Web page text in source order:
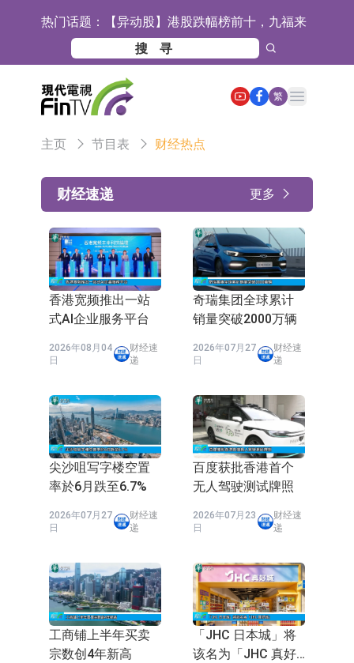
热门话题： 【异动股】港股跌幅榜前十，九福来
(08611.HK)跌21.43%，天瑞汽车内饰
(06162.HK)跌18.44%
【异动股】港股涨幅榜前十，佳明集
团控股(01271.HK)涨+78.22%，拿森
科技(02261.HK)涨+64.11%
斯迪克：公司为国内折叠屏核心功能
材料供应商
恒瑞医药：公司已在中国获批上市26
款1类创新药、6款2类新药
聚辰股份：公司VPD芯片已顺利通过
目标客户的测试认证
上期所：7月份对11个实际控制关系
账户组采取限制开仓的监管措施
特发服务：成功中标哔哩哔哩上海滨
江总部物业服务项目
亚太股份：公司是零跑汽车和
Stellantis集团的供应商
理工雷科面向边缘AI场景推出"山
海"系列智算模组 系列产品基于国产
【异动股】医疗研发外包板块拉升，
依米康：海外交付以东南亚、中东市
场为主 并已取得欧美相关认证
上交所：财通多策略福鑫定期开放灵
活配置混合型发起式证券投资基金临
时停牌
上交所：景顺长城全球半导体芯片产
业股票型证券投资基金临时停牌
【异动股】港股跌幅榜前十，卡森国
际(00496.HK)跌22.40%，九福来
(08611.HK)跌21.01%
【异动股】港股涨幅榜前十，拿森科
技(02261.HK)涨+75.05%，辰兴发展
(02286.HK)涨+64.91%
神火股份：新疆神火铝水转化率已
100%
【异动股】焦炭Ⅲ板块下挫，陕西黑
猫(601015.CN)跌8.38%
浙江证监局对财通证券股份有限公司
采取出具警示函措施
山金国际：港股上市工作正常推进中
繁
Open main menu
主页 节目表 财经热点
财经速递 更多
香港宽频推出一站
式AI企业服务平台
2026年08月04
日
财经速
递
奇瑞集团全球累计
销量突破2000万辆
2026年07月27
日
财经速
递
尖沙咀写字楼空置
率於6月跌至6.7%
2026年07月27
日
财经速
递
百度获批香港首个
无人驾驶测试牌照
2026年07月23
日
财经速
递
工商铺上半年买卖
宗数创4年新高
「JHC 日本城」将
该名为「JHC 真好